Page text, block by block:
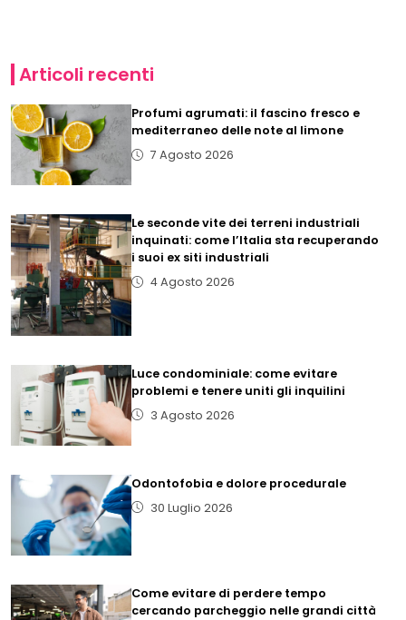
Articoli recenti
Profumi agrumati: il fascino fresco e
mediterraneo delle note al limone
7 Agosto 2026
Le seconde vite dei terreni industriali
inquinati: come l’Italia sta recuperando
i suoi ex siti industriali
4 Agosto 2026
Luce condominiale: come evitare
problemi e tenere uniti gli inquilini
3 Agosto 2026
Odontofobia e dolore procedurale
30 Luglio 2026
Come evitare di perdere tempo
cercando parcheggio nelle grandi città